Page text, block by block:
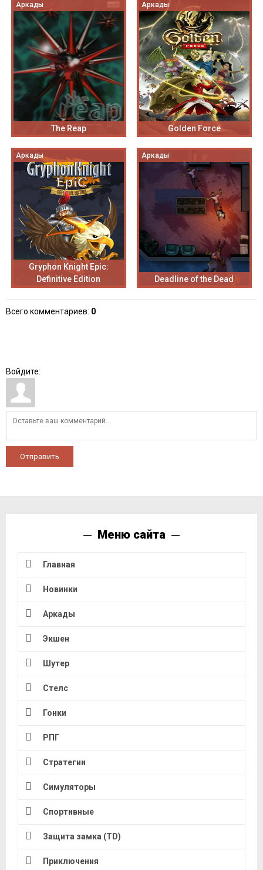
Аркады
The Reap
Аркады
Golden Force
Аркады
Gryphon Knight Epic:
Definitive Edition
Аркады
Deadline of the Dead
Всего комментариев: 0
Войдите:
Отправить
Меню сайта
Главная
Новинки
Аркады
Экшен
Шутер
Стелс
Гонки
РПГ
Стратегии
Симуляторы
Спортивные
Защита замка (TD)
Приключения